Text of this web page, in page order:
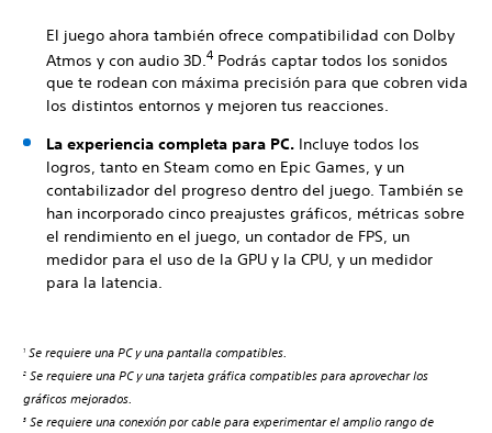
El juego ahora también ofrece compatibilidad con Dolby
Atmos y con audio 3D. 4 Podrás captar todos los sonidos
que te rodean con máxima precisión para que cobren vida
los distintos entornos y mejoren tus reacciones.
La experiencia completa para PC. Incluye todos los
logros, tanto en Steam como en Epic Games, y un
contabilizador del progreso dentro del juego. También se
han incorporado cinco preajustes gráficos, métricas sobre
el rendimiento en el juego, un contador de FPS, un
medidor para el uso de la GPU y la CPU, y un medidor
para la latencia.
1 Se requiere una PC y una pantalla compatibles.
2 Se requiere una PC y una tarjeta gráfica compatibles para aprovechar los
gráficos mejorados.
3 Se requiere una conexión por cable para experimentar el amplio rango de